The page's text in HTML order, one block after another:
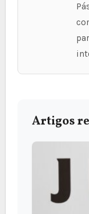
Artigos